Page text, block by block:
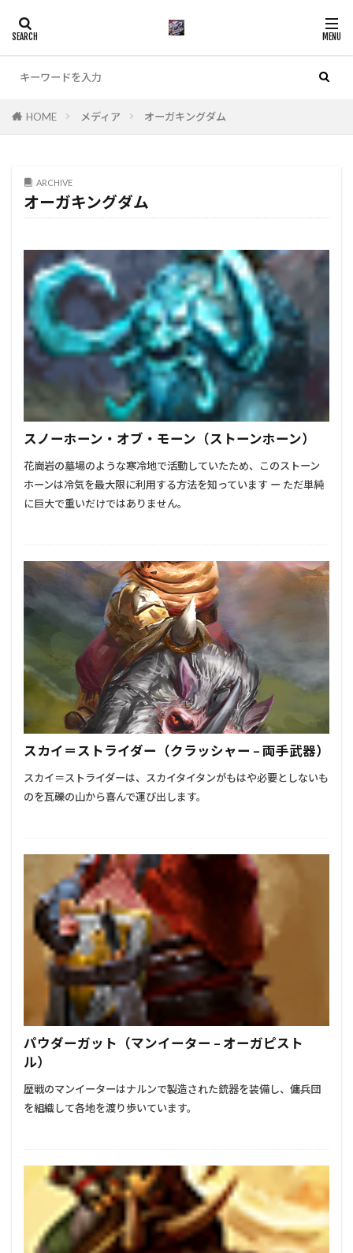
HOME メディア オーガキングダム
ARCHIVE
オーガキングダム
スノーホーン・オブ・モーン（ストーンホーン）
花崗岩の墓場のような寒冷地で活動していたため、このストーン
ホーンは冷気を最大限に利用する方法を知っています ー ただ単純
に巨大で重いだけではありません。
スカイ＝ストライダー（クラッシャー – 両手武器）
スカイ＝ストライダーは、スカイタイタンがもはや必要としないも
のを瓦礫の山から喜んで運び出します。
パウダーガット（マンイーター – オーガピスト
ル）
歴戦のマンイーターはナルンで製造された銃器を装備し、傭兵団
を組織して各地を渡り歩いています。
カテゴリー